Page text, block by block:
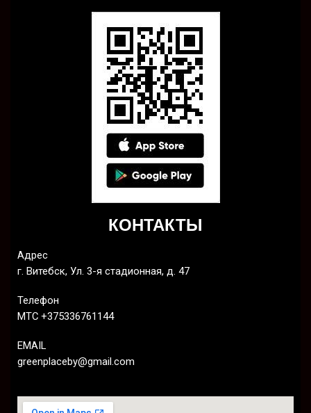
КОНТАКТЫ
Адрес
г. Витебск, Ул. 3-я стадионная, д. 47
Телефон
МТС +375336761144
EMAIL
greenplaceby@gmail.com